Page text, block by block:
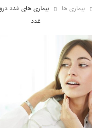
بیماری ها
بیماری های غدد
غدد